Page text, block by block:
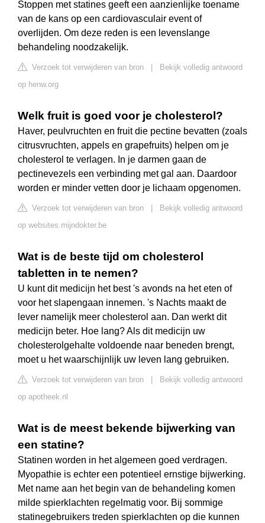
Stoppen met statines geeft een aanzienlijke toename
van de kans op een cardiovasculair event of
overlijden. Om deze reden is een levenslange
behandeling noodzakelijk.
Verzoek tot verwijderen van bron
Bekijk volledig antwoord
op henw.org
Welk fruit is goed voor je cholesterol?
Haver, peulvruchten en fruit die pectine bevatten (zoals
citrusvruchten, appels en grapefruits) helpen om je
cholesterol te verlagen. In je darmen gaan de
pectinevezels een verbinding met gal aan. Daardoor
worden er minder vetten door je lichaam opgenomen.
Verzoek tot verwijderen van bron
Bekijk volledig antwoord
op websites.mijndokter.be
Wat is de beste tijd om cholesterol
tabletten in te nemen?
U kunt dit medicijn het best 's avonds na het eten of
voor het slapengaan innemen. 's Nachts maakt de
lever namelijk meer cholesterol aan. Dan werkt dit
medicijn beter. Hoe lang? Als dit medicijn uw
cholesterolgehalte voldoende naar beneden brengt,
moet u het waarschijnlijk uw leven lang gebruiken.
Verzoek tot verwijderen van bron
Bekijk volledig antwoord
op apotheek.nl
Wat is de meest bekende bijwerking van
een statine?
Statinen worden in het algemeen goed verdragen.
Myopathie is echter een potentieel ernstige bijwerking.
Met name aan het begin van de behandeling komen
milde spierklachten regelmatig voor. Bij sommige
statinegebruikers treden spierklachten op die kunnen